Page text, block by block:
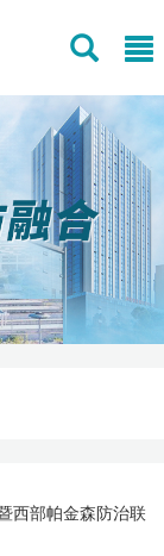
西部帕金森防治联